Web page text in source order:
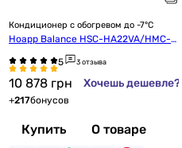
Кондиционер с обогревом до -7°C
Hoapp Balance HSC-HA22VA/HMC-H
3 отзыва
10 878 грн Хочешь дешевле?
+217бонусов
Купить О товаре